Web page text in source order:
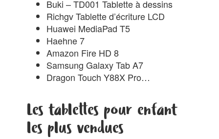
Buki – TD001 Tablette à dessins
Richgv Tablette d’écriture LCD
Huawei MediaPad T5
Haehne 7
Amazon Fire HD 8
Samsung Galaxy Tab A7
Dragon Touch Y88X Pro…
Les tablettes pour enfant
les plus vendues